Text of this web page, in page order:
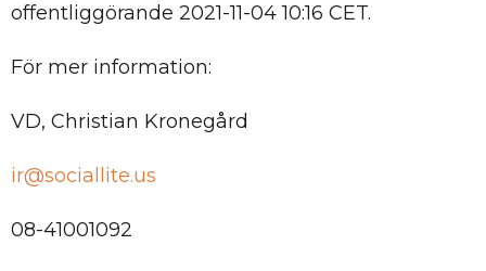
offentliggörande 2021-11-04 10:16 CET.
För mer information:
VD, Christian Kronegård
ir@sociallite.us
08-41001092